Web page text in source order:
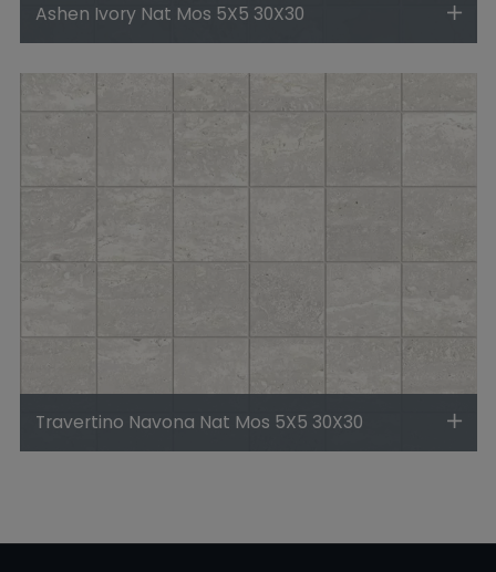
Ashen Ivory Nat Mos 5X5 30X30
Travertino Navona Nat Mos 5X5 30X30